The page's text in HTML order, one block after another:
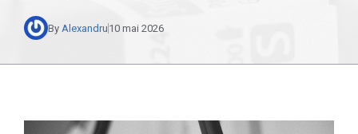
By Alexandru 10 mai 2026